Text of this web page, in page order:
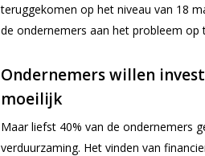
teruggekomen op het niveau van 18
de ondernemers aan het probleem
Ondernemers willen
moeilijk
Maar liefst 40% van de ondernemers
verduurzaming. Het vinden van